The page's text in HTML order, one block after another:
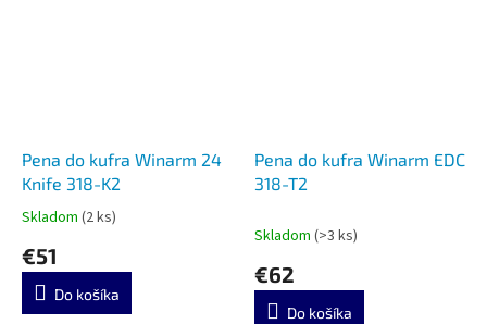
Pena do kufra Winarm 24
Knife 318-K2
Priemerné
produktu
5,0
Skladom (2 ks)
€51
Do košíka
Pena do kufra Winarm EDC
318-T2
Skladom (>3 ks)
€62
Do košíka